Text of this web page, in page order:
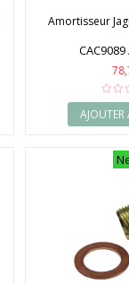
Amortisseur
CAC9089
AJOUTER